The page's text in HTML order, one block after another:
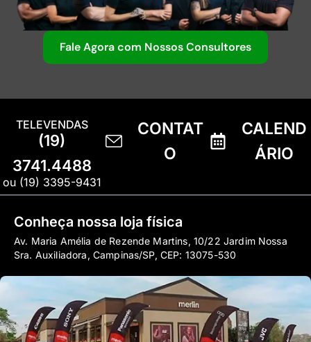
Fale Agora com Nossos Consultores
TELEVENDAS
(19)
3741.4488
ou (19) 3395-9431
CONTAT
O
CALEND
ÁRIO
Conheça nossa loja física
Av. Maria Amélia de Rezende Martins, 10/22 Jardim Nossa
Sra. Auxiliadora, Campinas/SP, CEP: 13075-530